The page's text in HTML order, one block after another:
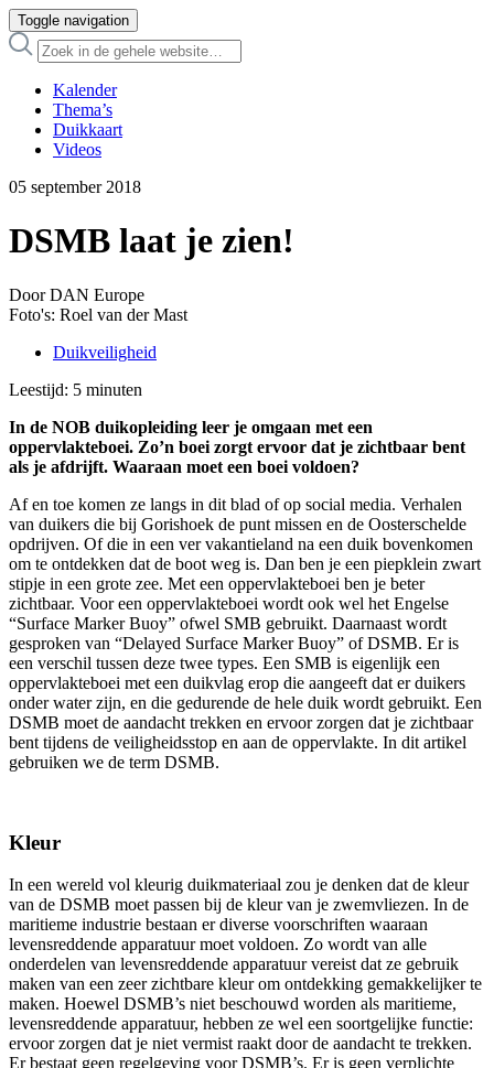
Toggle navigation
Kalender
Thema’s
Duikkaart
Videos
05 september 2018
DSMB laat je zien!
Door DAN Europe
Foto's: Roel van der Mast
Duikveiligheid
Leestijd: 5 minuten
In de NOB duikopleiding leer je omgaan met een
oppervlakteboei. Zo’n boei zorgt ervoor dat je zichtbaar bent
als je afdrijft. Waaraan moet een boei voldoen?
Af en toe komen ze langs in dit blad of op social media. Verhalen
van duikers die bij Gorishoek de punt missen en de Oosterschelde
opdrijven. Of die in een ver vakantieland na een duik bovenkomen
om te ontdekken dat de boot weg is. Dan ben je een piepklein zwart
stipje in een grote zee. Met een oppervlakteboei ben je beter
zichtbaar. Voor een oppervlakteboei wordt ook wel het Engelse
“Surface Marker Buoy” ofwel SMB gebruikt. Daarnaast wordt
gesproken van “Delayed Surface Marker Buoy” of DSMB. Er is
een verschil tussen deze twee types. Een SMB is eigenlijk een
oppervlakteboei met een duikvlag erop die aangeeft dat er duikers
onder water zijn, en die gedurende de hele duik wordt gebruikt. Een
DSMB moet de aandacht trekken en ervoor zorgen dat je zichtbaar
bent tijdens de veiligheidsstop en aan de oppervlakte. In dit artikel
gebruiken we de term DSMB.
Kleur
In een wereld vol kleurig duikmateriaal zou je denken dat de kleur
van de DSMB moet passen bij de kleur van je zwemvliezen. In de
maritieme industrie bestaan er diverse voorschriften waaraan
levensreddende apparatuur moet voldoen. Zo wordt van alle
onderdelen van levensreddende apparatuur vereist dat ze gebruik
maken van een zeer zichtbare kleur om ontdekking gemakkelijker te
maken. Hoewel DSMB’s niet beschouwd worden als maritieme,
levensreddende apparatuur, hebben ze wel een soortgelijke functie:
ervoor zorgen dat je niet vermist raakt door de aandacht te trekken.
Er bestaat geen regelgeving voor DSMB’s. Er is geen verplichte